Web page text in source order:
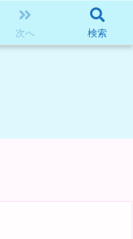
次へ 検索